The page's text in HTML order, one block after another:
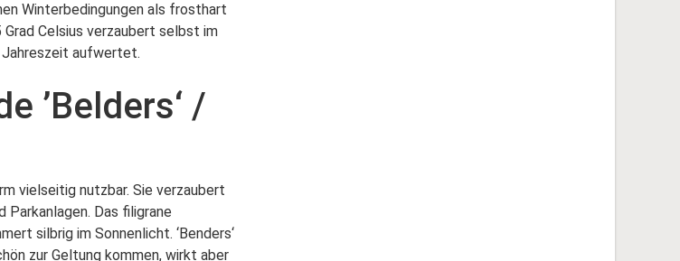
Winterbedingungen als frosthart
Celsius verzaubert selbst im
Jahreszeit aufwertet.
’Belders‘ /
vielseitig nutzbar. Sie verzaubert
Parkanlagen. Das filigrane
silbrig im Sonnenlicht. ‘Benders‘
zur Geltung kommen, wirkt aber